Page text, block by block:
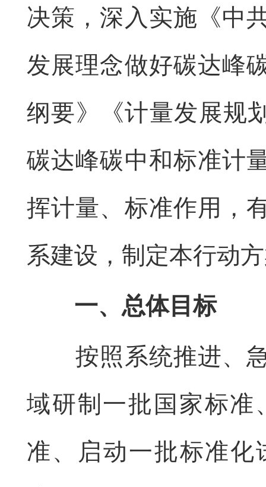
决策，深入实施《中
发展理念做好碳达峰
纲要》《计量发展规
碳达峰碳中和标准计
挥计量、标准作用，
系建设，制定本行动
一、总体目标
按照系统推进、
域研制一批国家标准
准、启动一批标准化